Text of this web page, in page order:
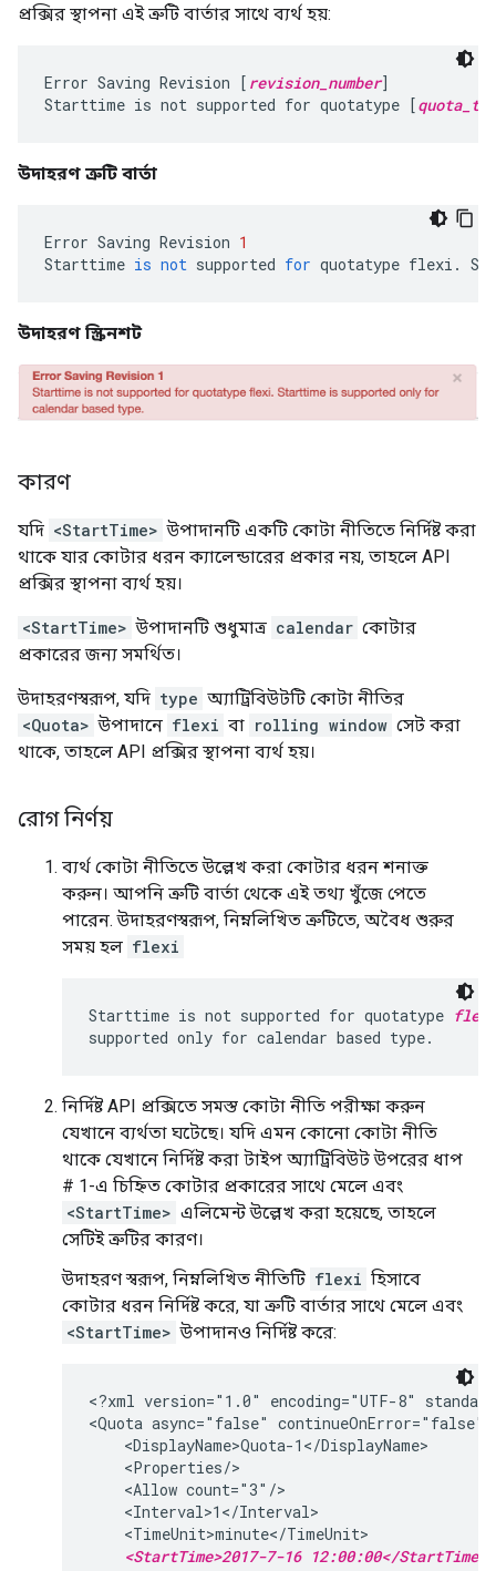
প্রক্সির স্থাপনা এই ত্রুটি বার্তার সাথে ব্যর্থ হয়:
Error Saving Revision [ revision_number]
Starttime is not supported for quotatype [
উদাহরণ ত্রুটি বার্তা
Error Saving Revision 1
Starttime is not supported for quotatype flexi .
উদাহরণ স্ক্রিনশট
কারণ
যদি <StartTime> উপাদানটি একটি কোটা নীতিতে নির্দিষ্ট করা
থাকে যার কোটার ধরন ক্যালেন্ডারের প্রকার নয়, তাহলে API
প্রক্সির স্থাপনা ব্যর্থ হয়।
<StartTime> উপাদানটি শুধুমাত্র calendar কোটার
প্রকারের জন্য সমর্থিত।
উদাহরণস্বরূপ, যদি type অ্যাট্রিবিউটটি কোটা নীতির
<Quota> উপাদানে flexi বা rolling window সেট করা
থাকে, তাহলে API প্রক্সির স্থাপনা ব্যর্থ হয়।
রোগ নির্ণয়
ব্যর্থ কোটা নীতিতে উল্লেখ করা কোটার ধরন শনাক্ত
করুন। আপনি ত্রুটি বার্তা থেকে এই তথ্য খুঁজে পেতে
পারেন. উদাহরণস্বরূপ, নিম্নলিখিত ত্রুটিতে, অবৈধ শুরুর
সময় হল flexi
Starttime is not supported for quotatype flexi
নির্দিষ্ট API প্রক্সিতে সমস্ত কোটা নীতি পরীক্ষা করুন
যেখানে ব্যর্থতা ঘটেছে। যদি এমন কোনো কোটা নীতি
থাকে যেখানে নির্দিষ্ট করা টাইপ অ্যাট্রিবিউট উপরের ধাপ
# 1-এ চিহ্নিত কোটার প্রকারের সাথে মেলে এবং
<StartTime> এলিমেন্ট উল্লেখ করা হয়েছে, তাহলে
সেটিই ত্রুটির কারণ।
উদাহরণ স্বরূপ, নিম্নলিখিত নীতিটি flexi হিসাবে
কোটার ধরন নির্দিষ্ট করে, যা ত্রুটি বার্তার সাথে মেলে এবং
<StartTime> উপাদানও নির্দিষ্ট করে:
<?xml version="1.0" encoding="UTF-8"
<Quota async="false"
    <DisplayName>Quota-1</DisplayName>
    <Properties/>
    <Allow count="3"/>
    <Interval>1</Interval>
    <TimeUnit>minute</TimeUnit>
<StartTime>2017-7-16 12:00:00</StartTime>